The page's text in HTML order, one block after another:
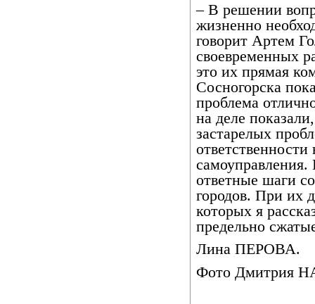
– В решении
жизненно
говорит Артем
своевременных
это их прямая
Сосногорска
проблема
на деле
застарелых
ответные шаги
городов. При их
которых я
предельно
Лина ПЕРОВА.
Фото Дмитрия